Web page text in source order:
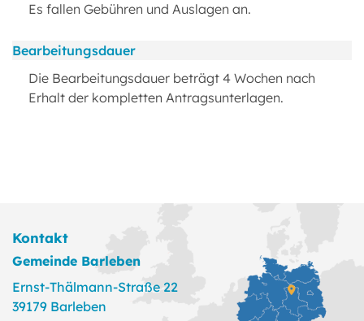
Es fallen Gebühren und Auslagen an.
Bearbeitungsdauer
Die Bearbeitungsdauer beträgt 4 Wochen nach
Erhalt der kompletten Antragsunterlagen.
Kontakt
Gemeinde Barleben
Ernst-Thälmann-Straße 22
39179 Barleben